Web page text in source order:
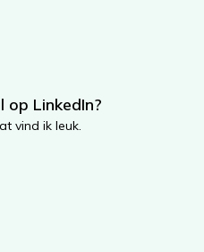
op LinkedIn?
vind ik leuk.